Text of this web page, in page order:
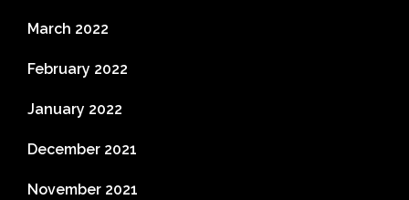
March 2022
February 2022
January 2022
December 2021
November 2021